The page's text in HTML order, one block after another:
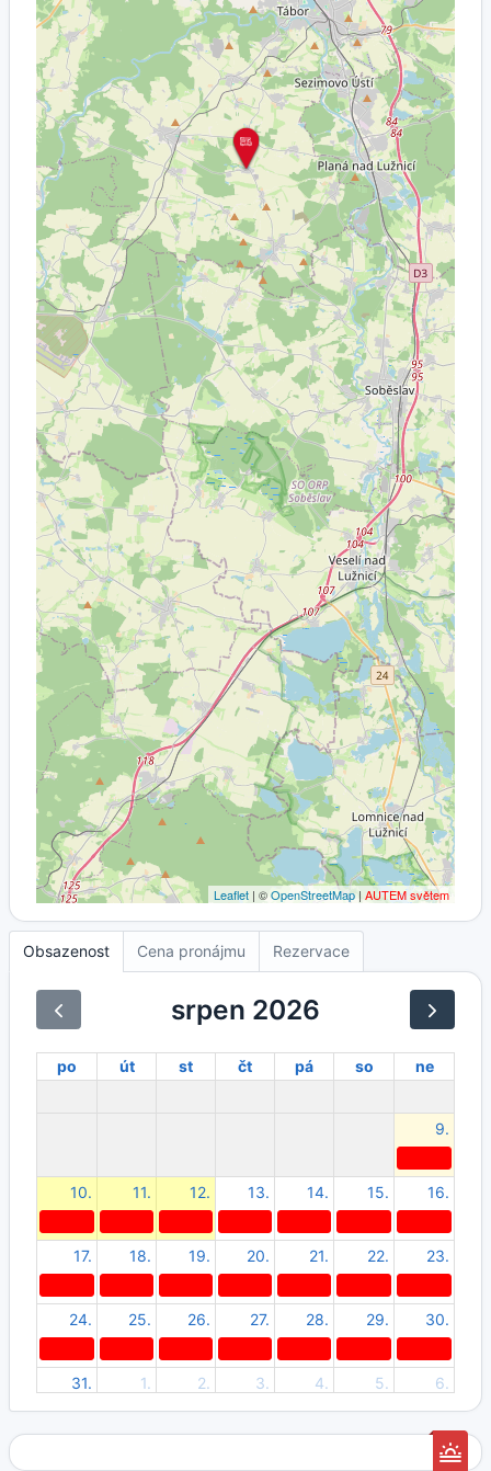
Leaflet | ©OpenStreetMap| AUTEM světem
Obsazenost Cena pronájmu Rezervace
srpen 2026
po út st čt pá so ne
9.
10. 11. 12. 13. 14. 15. 16.
17. 18. 19. 20. 21. 22. 23.
24. 25. 26. 27. 28. 29. 30.
31. 1. 2. 3. 4. 5. 6.